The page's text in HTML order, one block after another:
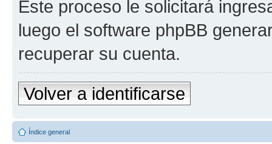
Este proceso le solicitará
luego el software phpBB
recuperar su cuenta.
Volver a identificarse
Índice general